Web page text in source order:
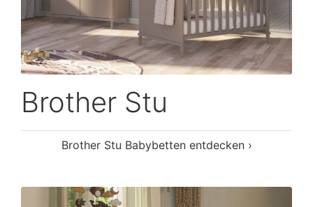
Brother Stu
Brother Stu Babybetten entdecken ›